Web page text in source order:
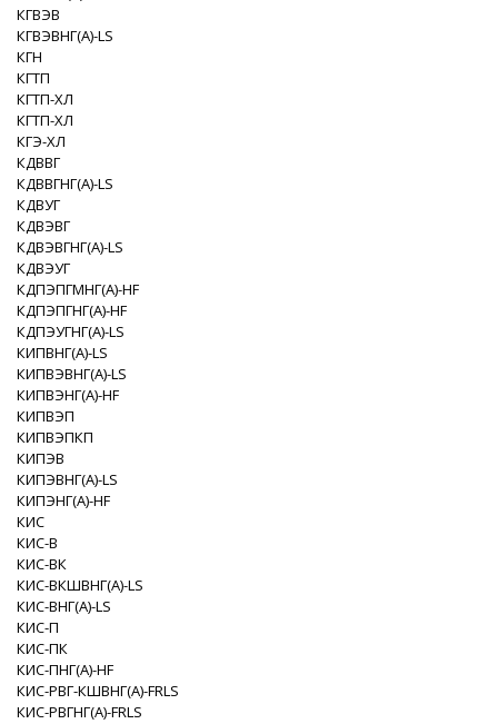
КГВЭВ
КГВЭВНГ(A)-LS
КГН
КГТП
КГТП-XЛ
КГТП-ХЛ
КГЭ-XЛ
КДВВГ
КДВВГНГ(A)-LS
КДВУГ
КДВЭВГ
КДВЭВГНГ(A)-LS
КДВЭУГ
КДПЭПГМНГ(A)-HF
КДПЭПГНГ(A)-HF
КДПЭУГНГ(A)-LS
КИПВНГ(A)-LS
КИПВЭВНГ(A)-LS
КИПВЭНГ(A)-HF
КИПВЭП
КИПВЭПКП
КИПЭВ
КИПЭВНГ(A)-LS
КИПЭНГ(A)-HF
КИС
КИС-В
КИС-ВК
КИС-ВКШВНГ(A)-LS
КИС-ВНГ(A)-LS
КИС-П
КИС-ПК
КИС-ПНГ(A)-HF
КИС-РВГ-КШВНГ(A)-FRLS
КИС-РВГНГ(A)-FRLS